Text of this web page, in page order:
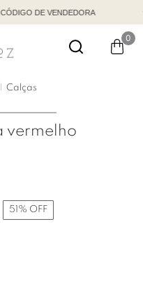
DE VENDEDORA
0
Calças
vermelho
51% OFF